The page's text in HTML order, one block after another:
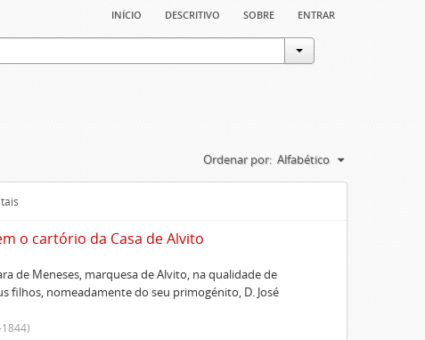
início descritivo sobre entrar
Ordenar por: Alfabético
o cartório da Casa de Alvito
de Meneses, marquesa de Alvito, na qualidade de
filhos, nomeadamente do seu primogénito, D. José